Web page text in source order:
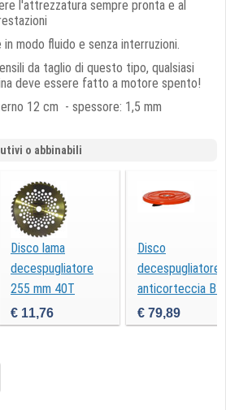
l'attrezzatura sempre pronta e al
modo fluido e senza interruzioni.
da taglio di questo tipo, qualsiasi
deve essere fatto a motore spento!
12 cm - spessore: 1,5 mm
o abbinabili
Disco lama
decespugliatore
255 mm 40T
tungsteno
€ 11,76
Disco
decespugliatore
anticorteccia B-
PROTECTOR
€ 79,89